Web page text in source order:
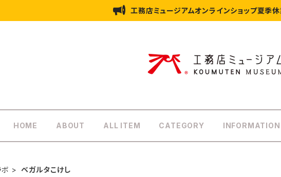
工務店ミュージアムオンラインショップ夏季
HOME ABOUT ALL ITEM CATEGORY INFORMATION
ベガルタこけし